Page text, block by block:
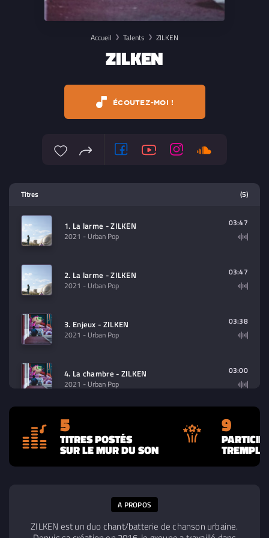
Accueil Talents ZILKEN
ZILKEN
ÉCOUTEZ-MOI !
contenu à lire (audio/video)
Titres (5)
1. La larme - ZILKEN
2021 - Urban Pop
03:47
2. La larme - ZILKEN
2021 - Urban Pop
03:47
3. Enjeux - ZILKEN
2021 - Urban Pop
03:38
4. La chambre - ZILKEN
2021 - Urban Pop
03:00
5. Sheitan - ZILKEN
2021 - Urban Pop
03:48
5
TITRES POSTÉS
SUR LE MUR DU SON
9
A PROPOS
ZILKEN est un duo chant/batterie de chanson urbaine.